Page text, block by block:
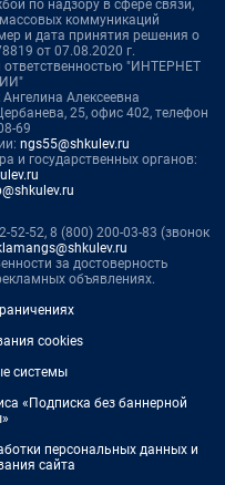
по надзору в сфере связи,
коммуникаций
и дата принятия решения о
от 07.08.2020 г.
ответственностью "ИНТЕРНЕТ
Алексеевна
25, офис 402, телефон
69
ngs55@shkulev.ru
и государственных органов:
52-52, 8 (800) 200-03-83 (звонок
за достоверность
объявлениях.
cookies
системы
«Подписка без баннерной
персональных данных и
сайта